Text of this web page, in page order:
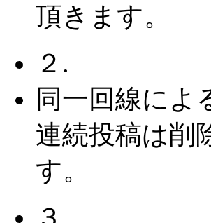
頂きます。
２.
同一回線によ
連続投稿は削
す。